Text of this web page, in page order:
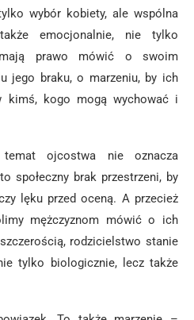
wybór kobiety, ale wspólna
emocjonalnie, nie tylko
mają prawo mówić o swoim
jego braku, o marzeniu, by ich
kimś, kogo mogą wychować i
ojcostwa nie oznacza
społeczny brak przestrzeni, by
lęku przed oceną. A przecież
mężczyznom mówić o ich
rodzicielstwo stanie
tylko biologicznie, lecz także